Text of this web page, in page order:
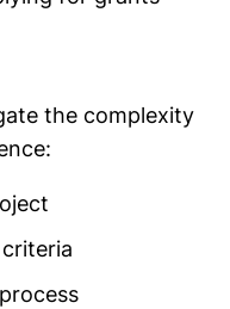
the complexity